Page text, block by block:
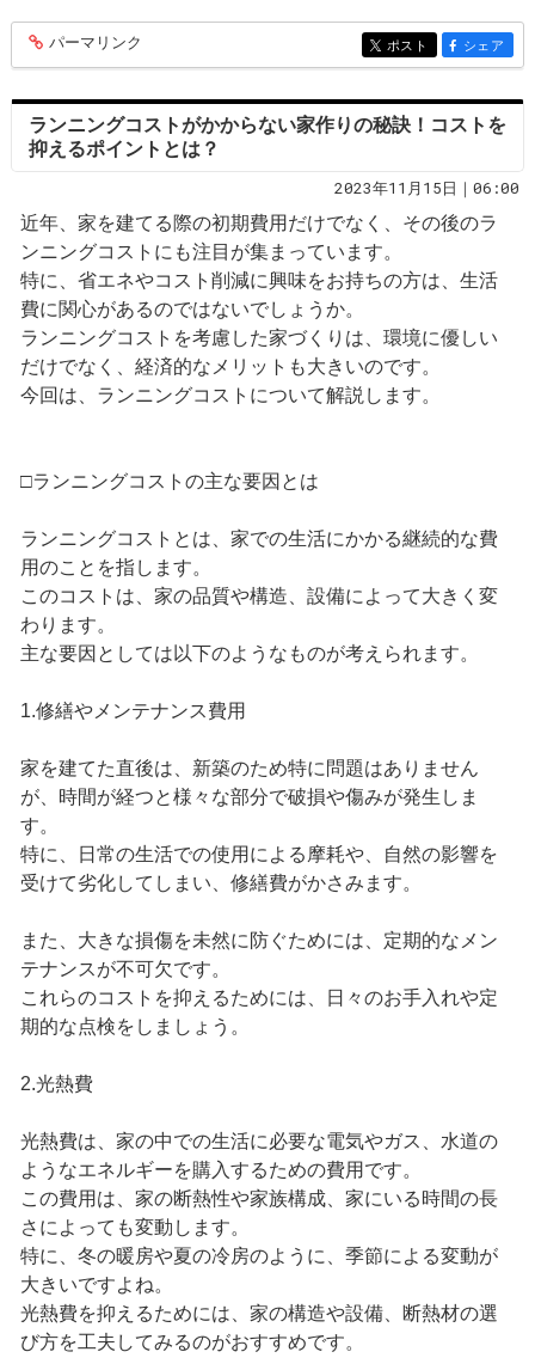
entry285
パーマリンク entry285
ポスト entry285
シェア
ランニングコストがかからない家作りの秘訣！コストを
抑えるポイントとは？
2023年11月15日｜06:00
近年、家を建てる際の初期費用だけでなく、その後のラ
ンニングコストにも注目が集まっています。
特に、省エネやコスト削減に興味をお持ちの方は、生活
費に関心があるのではないでしょうか。
ランニングコストを考慮した家づくりは、環境に優しい
だけでなく、経済的なメリットも大きいのです。
今回は、ランニングコストについて解説します。
□ランニングコストの主な要因とは
ランニングコストとは、家での生活にかかる継続的な費
用のことを指します。
このコストは、家の品質や構造、設備によって大きく変
わります。
主な要因としては以下のようなものが考えられます。
1.修繕やメンテナンス費用
家を建てた直後は、新築のため特に問題はありません
が、時間が経つと様々な部分で破損や傷みが発生しま
す。
特に、日常の生活での使用による摩耗や、自然の影響を
受けて劣化してしまい、修繕費がかさみます。
また、大きな損傷を未然に防ぐためには、定期的なメン
テナンスが不可欠です。
これらのコストを抑えるためには、日々のお手入れや定
期的な点検をしましょう。
2.光熱費
光熱費は、家の中での生活に必要な電気やガス、水道の
ようなエネルギーを購入するための費用です。
この費用は、家の断熱性や家族構成、家にいる時間の長
さによっても変動します。
特に、冬の暖房や夏の冷房のように、季節による変動が
大きいですよね。
光熱費を抑えるためには、家の構造や設備、断熱材の選
び方を工夫してみるのがおすすめです。